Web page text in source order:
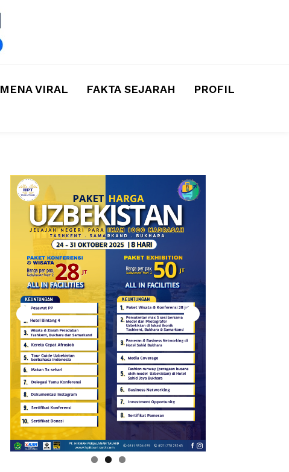
VIRAL FAKTA SEJARAH
PROFIL